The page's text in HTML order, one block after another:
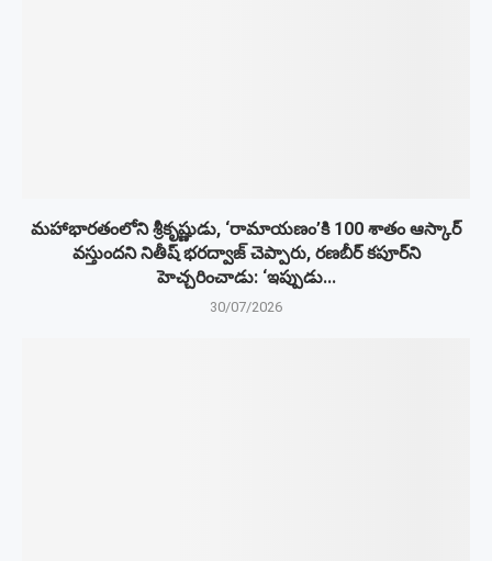
మహాభారతంలోని శ్రీకృష్ణుడు, ‘రామాయణం’కి 100 శాతం ఆస్కార్
వస్తుందని నితీష్ భరద్వాజ్ చెప్పారు, రణబీర్ కపూర్‌ని
హెచ్చరించాడు: ‘ఇప్పుడు...
30/07/2026